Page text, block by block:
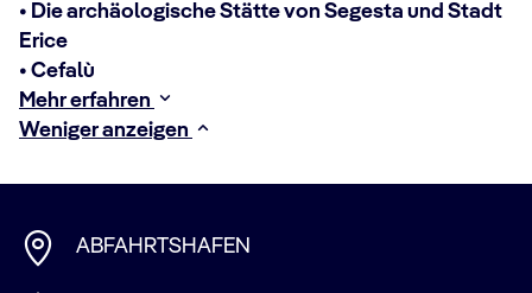
• Die archäologische Stätte von Segesta und Stadt
Erice
• Cefalù
Mehr erfahren
Weniger anzeigen
ABFAHRTSHAFEN